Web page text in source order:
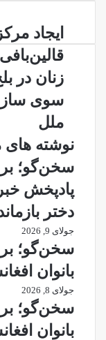
کنیدایجاد
مرکز
قالین‌بافی
برای
زنان
در
بلخ
از
سوی
سازمان
ملل
ایجاد مرکز
زنان در
سوی
ملل
نوشته های
سخن‌گو؛
پادپخش
دختر
جولای 9, 2026
سخن‌گو؛
بانوان
جولای 8, 2026
سخن‌گو؛
بانوان